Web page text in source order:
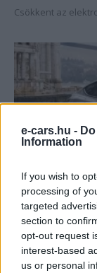
e-cars.hu -
Information
If you wish to
processing of
targeted
section to
opt-out request
interest-based
us or personal
Csökkent az
Elektromos autó
Csökkenti
Tesla
Eriqo - 2024-05-31
Komoly gondjai